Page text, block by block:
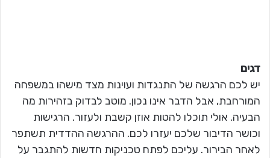
דגים
יש לכם הרגשה של התנגדות ועוינות מצד מישהו במשפחה
המורחבת, אבל הדבר אינו נכון. מוטב לבדוק בזהירות מה
הבעיה. אולי תוכלו להטות אוזן קשבת ולעזור. הרגישות
וכושר הדיבור שלכם יעזרו לכם. ההרגשה ההדדית תשתפר
לאחר הבירור. עליכם לפתח טכניקות חדשות להתגבר על